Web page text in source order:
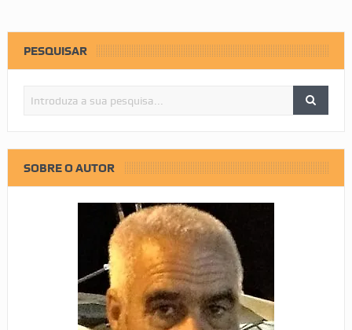
PESQUISAR
SOBRE O AUTOR